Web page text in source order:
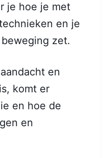
je hoe je met
en je
zet.
en
komt er
en hoe de
en